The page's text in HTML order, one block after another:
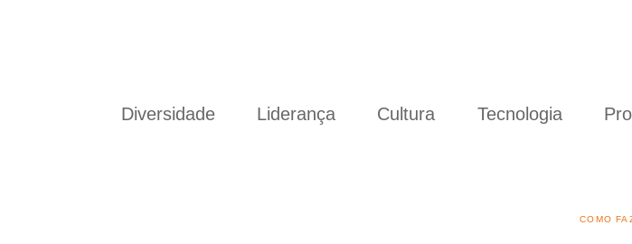
Diversidade Liderança Cultura Tecnologia
COMO